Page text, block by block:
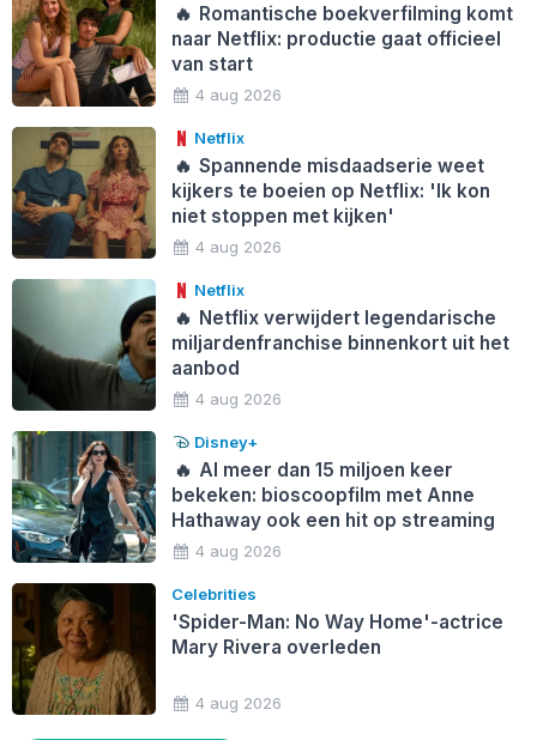
🔥 Romantische boekverfilming komt
naar Netflix: productie gaat officieel
van start
4 aug 2026
Netflix
🔥 Spannende misdaadserie weet
kijkers te boeien op Netflix: 'Ik kon
niet stoppen met kijken'
4 aug 2026
Netflix
🔥 Netflix verwijdert legendarische
miljardenfranchise binnenkort uit het
aanbod
4 aug 2026
Disney+
🔥 Al meer dan 15 miljoen keer
bekeken: bioscoopfilm met Anne
Hathaway ook een hit op streaming
4 aug 2026
Celebrities
'Spider-Man: No Way Home'-actrice
Mary Rivera overleden
4 aug 2026